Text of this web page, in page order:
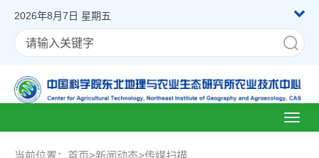
2026年8月7日 星期五
当前位置： 首页>新闻动态>传媒扫描